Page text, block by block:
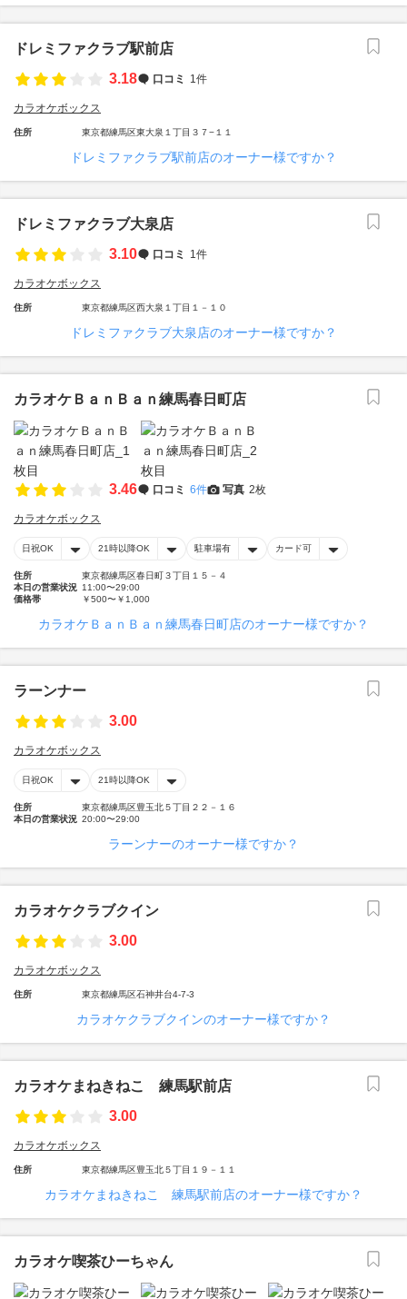
ドレミファクラブ駅前店
3.18
口コミ 1件
カラオケボックス
住所 東京都練馬区東大泉１丁目３７−１１
ドレミファクラブ駅前店のオーナー様ですか？
ドレミファクラブ大泉店
3.10
口コミ 1件
カラオケボックス
住所 東京都練馬区西大泉１丁目１－１０
ドレミファクラブ大泉店のオーナー様ですか？
カラオケＢａｎＢａｎ練馬春日町店
3.46 口コミ 6件 写真 2枚
カラオケボックス
日祝OK 21時以降OK 駐車場有 カード可
住所
東京都練馬区春日町３丁目１５－４
本日の営業状況 11:00〜29:00
価格帯
￥500〜￥1,000
カラオケＢａｎＢａｎ練馬春日町店のオーナー様ですか？
ラーンナー
3.00
カラオケボックス
日祝OK 21時以降OK
住所
東京都練馬区豊玉北５丁目２２－１６
本日の営業状況 20:00〜29:00
ラーンナーのオーナー様ですか？
カラオケクラブクイン
3.00
カラオケボックス
住所 東京都練馬区石神井台4-7-3
カラオケクラブクインのオーナー様ですか？
カラオケまねきねこ 練馬駅前店
3.00
カラオケボックス
住所 東京都練馬区豊玉北５丁目１９－１１
カラオケまねきねこ 練馬駅前店のオーナー様ですか？
カラオケ喫茶ひーちゃん